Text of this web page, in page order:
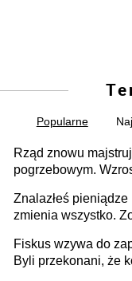
Popularne
Rząd znowu
pogrzebowym.
Znalazłeś
zmienia wszystko.
Fiskus wzywa do
Byli przekonani, że